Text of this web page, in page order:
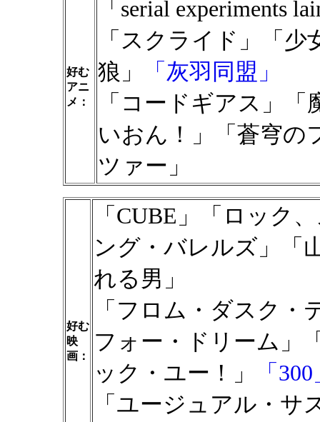
好む
アニ
メ：
「serial experiments
「スクライド」「
狼」
「灰羽同盟」
「コードギアス」
いおん！」「蒼穹の
ツァー」
好む
映
画：
「CUBE」「ロック
ング・バレルズ」「
れる男」
「フロム・ダスク
フォー・ドリーム」
ック・ユー！」
「
「ユージュアル・